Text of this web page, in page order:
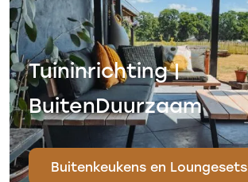
Tuininrichting |
BuitenDuurzaam
Buitenkeukens en Loungesets